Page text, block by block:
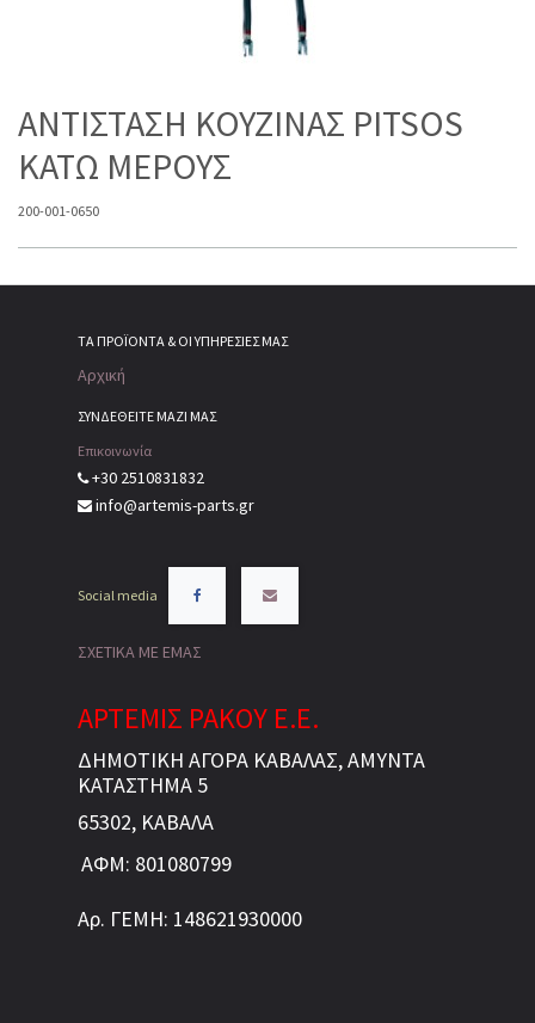
ΑΝΤΙΣΤΑΣΗ ΚΟΥΖΙΝΑΣ PITSOS
ΚΑΤΩ ΜΕΡΟΥΣ
200-001-0650
ΤΑ ΠΡΟΪΌΝΤΑ & ΟΙ ΥΠΗΡΕΣΊΕΣ ΜΑΣ
Αρχική
ΣΥΝΔΕΘΕΙΤΕ ΜΑΖΙ ΜΑΣ
Επικοινωνία
+30 2510831832
info@artemis-parts.gr
Social media
ΣΧΕΤΙΚΑ ΜΕ ΕΜΑΣ
ΑΡΤΕΜΙΣ ΡΑΚΟΥ Ε.Ε.
ΔΗΜΟΤΙΚΗ ΑΓΟΡΑ ΚΑΒΑΛΑΣ, ΑΜΥΝΤΑ
ΚΑΤΑΣΤΗΜΑ 5
65302, ΚΑΒΑΛΑ
ΑΦΜ: 801080799
Αρ. ΓΕΜΗ: 148621930000